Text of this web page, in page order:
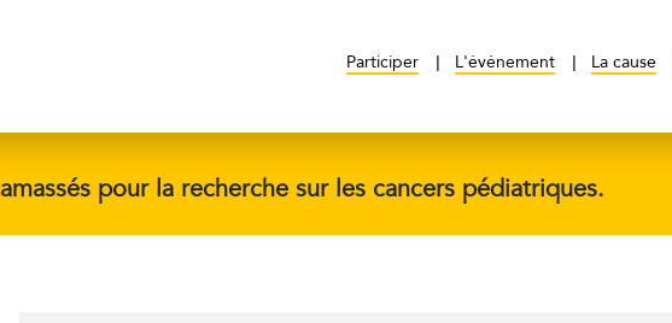
Participer L'événement La cause
amassés pour la recherche sur les cancers pédiatriques.